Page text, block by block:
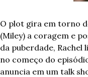
O plot gira em torno
(Miley) a coragem e
da puberdade,
no começo do
anuncia em um talk